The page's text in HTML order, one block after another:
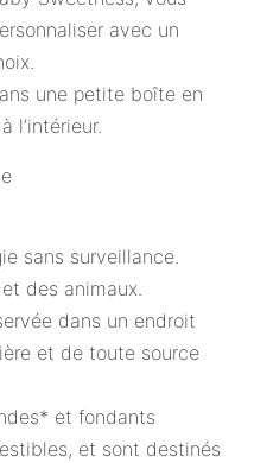
avec un
une petite boîte en
l’intérieur.
sans surveillance.
des animaux.
dans un endroit
et de toute source
et fondants
et sont destinés